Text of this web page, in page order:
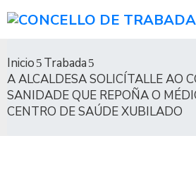
Inicio
Trabada
A ALCALDESA SOLICÍTALLE AO
SANIDADE QUE REPOÑA O
CENTRO DE SAÚDE XUBILADO